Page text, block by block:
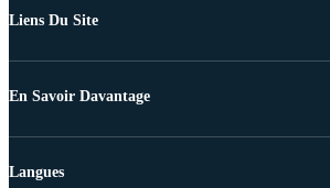
Liens Du Site
En Savoir Davantage
Langues